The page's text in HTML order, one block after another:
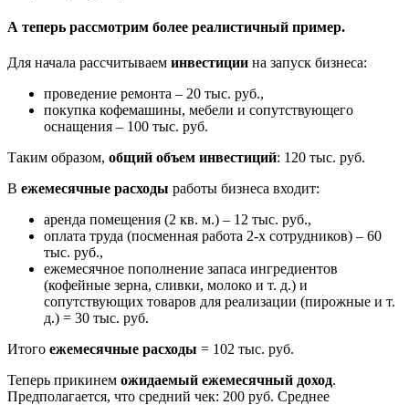
А теперь рассмотрим более реалистичный пример.
Для начала рассчитываем инвестиции на запуск бизнеса:
проведение ремонта – 20 тыс. руб.,
покупка кофемашины, мебели и сопутствующего
оснащения – 100 тыс. руб.
Таким образом, общий объем инвестиций: 120 тыс. руб.
В ежемесячные расходы работы бизнеса входит:
аренда помещения (2 кв. м.) – 12 тыс. руб.,
оплата труда (посменная работа 2-х сотрудников) – 60
тыс. руб.,
ежемесячное пополнение запаса ингредиентов
(кофейные зерна, сливки, молоко и т. д.) и
сопутствующих товаров для реализации (пирожные и т.
д.) = 30 тыс. руб.
Итого ежемесячные расходы = 102 тыс. руб.
Теперь прикинем ожидаемый ежемесячный доход.
Предполагается, что средний чек: 200 руб. Среднее